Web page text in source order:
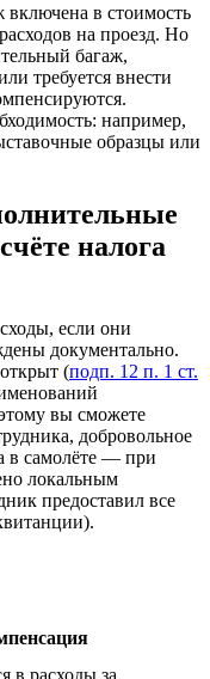
включена в стоимость
на проезд. Но
багаж,
требуется внести
например,
образцы или
налога
если они
документально.
(подп. 12 п. 1 ст.
вы сможете
добровольное
в самолёте — при
локальным
предоставил все